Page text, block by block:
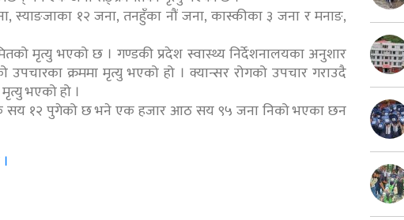
स्याङजाका १२ जना, तनहुँका नौं जना, कास्कीका ३ जना र मनाङ,
मृत्यु भएको छ । गण्डकी प्रदेश स्वास्थ्य निर्देशनालयका अनुशार
क्रममा मृत्यु भएको हो । क्यान्सर रोगको उपचार गराउदै
भएको हो ।
सय १२ पुगेको छ भने एक हजार आठ सय ९५ जना निको भएका छन